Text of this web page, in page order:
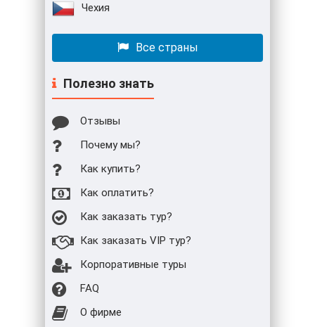
Чехия
Все страны
Полезно знать
Отзывы
Почему мы?
Как купить?
Как оплатить?
Как заказать тур?
Как заказать VIP тур?
Корпоративные туры
FAQ
О фирме